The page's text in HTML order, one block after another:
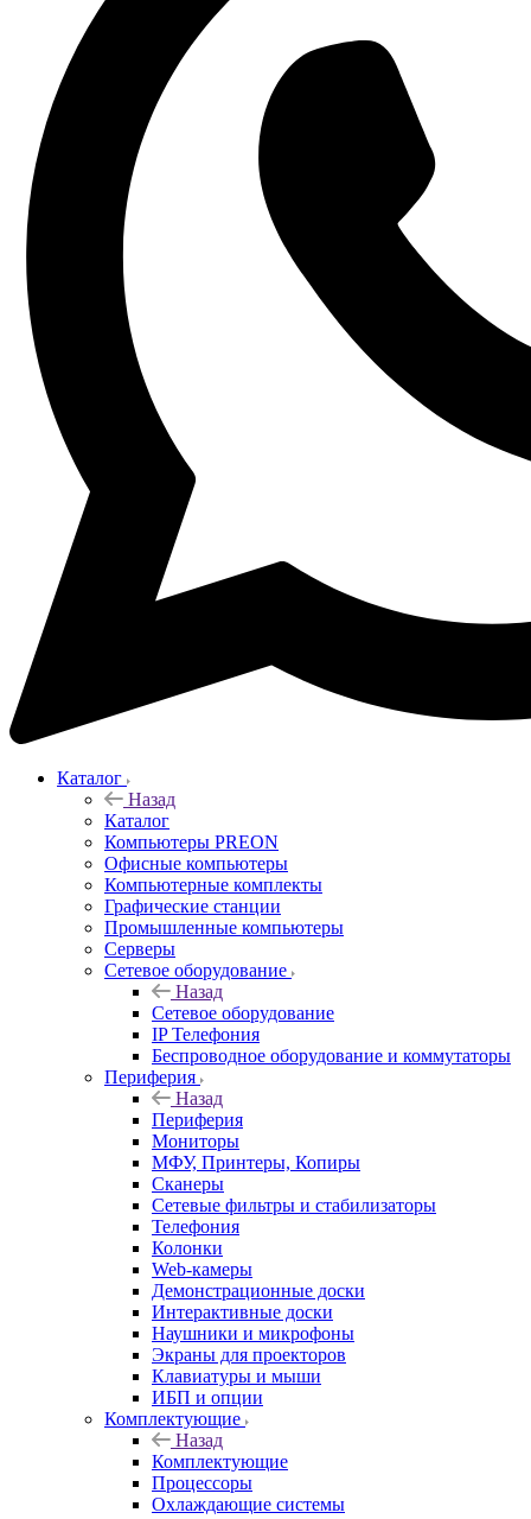
Каталог
Назад
Каталог
Компьютеры PREON
Офисные компьютеры
Компьютерные комплекты
Графические станции
Промышленные компьютеры
Серверы
Сетевое оборудование
Назад
Сетевое оборудование
IP Телефония
Беспроводное оборудование и коммутаторы
Периферия
Назад
Периферия
Мониторы
МФУ, Принтеры, Копиры
Сканеры
Сетевые фильтры и стабилизаторы
Телефония
Колонки
Web-камеры
Демонстрационные доски
Интерактивные доски
Наушники и микрофоны
Экраны для проекторов
Клавиатуры и мыши
ИБП и опции
Комплектующие
Назад
Комплектующие
Процессоры
Охлаждающие системы